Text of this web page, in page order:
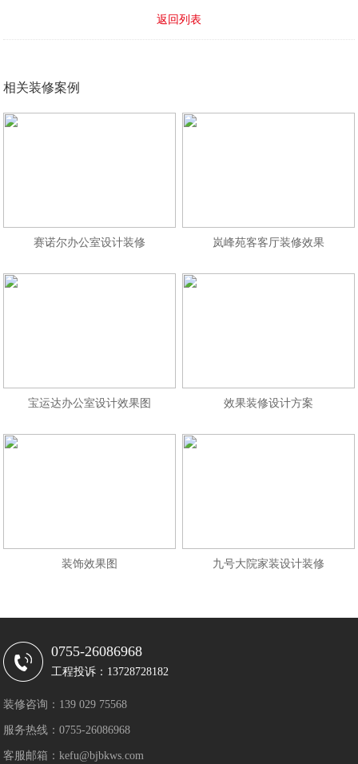
返回列表
相关装修案例
赛诺尔办公室设计装修 岚峰苑客客厅装修效果
宝运达办公室设计效果图 效果装修设计方案
装饰效果图 九号大院家装设计装修
0755-26086968
工程投诉：13728728182
装修咨询：139 029 75568
服务热线：0755-26086968
客服邮箱：kefu@bjbkws.com